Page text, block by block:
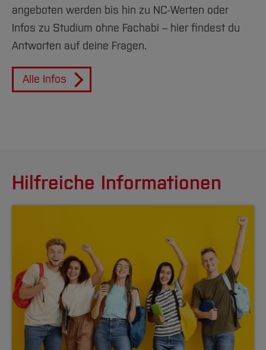
angeboten werden bis hin zu NC-Werten oder
Infos zu Studium ohne Fachabi – hier findest du
Antworten auf deine Fragen.
Alle Infos
Hilfreiche Informationen